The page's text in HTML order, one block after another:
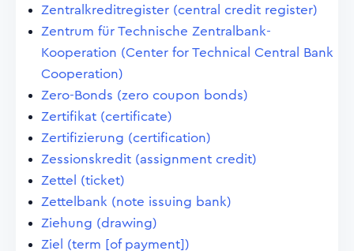
Zentralkreditregister (central credit register)
Zentrum für Technische Zentralbank-
Kooperation (Center for Technical Central Bank
Cooperation)
Zero-Bonds (zero coupon bonds)
Zertifikat (certificate)
Zertifizierung (certification)
Zessionskredit (assignment credit)
Zettel (ticket)
Zettelbank (note issuing bank)
Ziehung (drawing)
Ziel (term [of payment])